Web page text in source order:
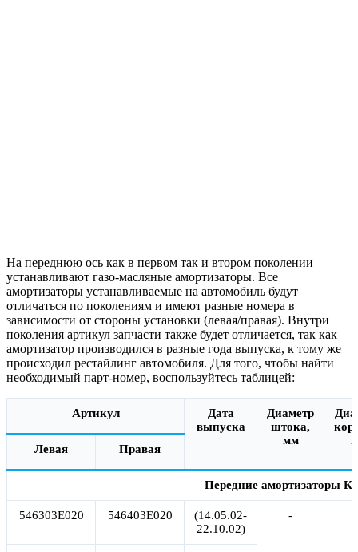
На переднюю ось как в первом так и втором поколении
устанавливают газо-масляные амортизаторы. Все
амортизаторы устанавливаемые на автомобиль будут
отличаться по поколениям и имеют разные номера в
зависимости от стороны установки (левая/правая). Внутри
поколения артикул запчасти также будет отличается, так как
амортизатор производился в разные года выпуска, к тому же
происходил рестайлинг автомобиля. Для того, чтобы найти
необходимый парт-номер, воспользуйтесь таблицей:
Артикул
Дата
выпуска
Диаметр
штока,
мм
Левая Правая
Передние амортизаторы
546303E020 546403E020
(14.05.02-
22.10.02)
-